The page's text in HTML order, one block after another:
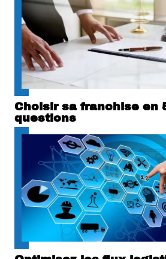
Choisir sa franchise en
questions